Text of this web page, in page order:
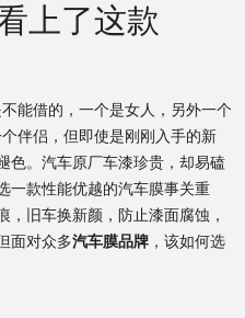
上了这款
借的，一个是女人，另外一个
伴侣，但即使是刚刚入手的新
色。汽车原厂车漆珍贵，却易磕
一款性能优越的汽车膜事关重
旧车换新颜，防止漆面腐蚀，
面对众多汽车膜品牌 ，该如何选